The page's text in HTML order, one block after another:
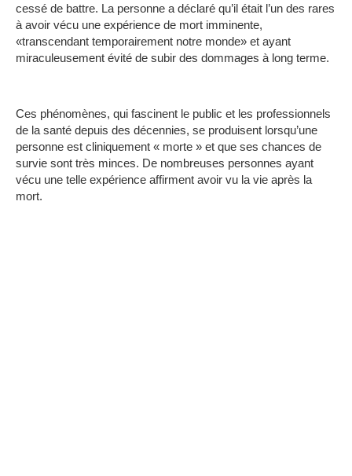
cessé de battre. La personne a déclaré qu’il était l’un des rares
à avoir vécu une expérience de mort imminente,
«transcendant temporairement notre monde» et ayant
miraculeusement évité de subir des dommages à long terme.
Ces phénomènes, qui fascinent le public et les professionnels
de la santé depuis des décennies, se produisent lorsqu’une
personne est cliniquement « morte » et que ses chances de
survie sont très minces. De nombreuses personnes ayant
vécu une telle expérience affirment avoir vu la vie après la
mort.